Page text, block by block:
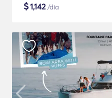
$1,142/dia